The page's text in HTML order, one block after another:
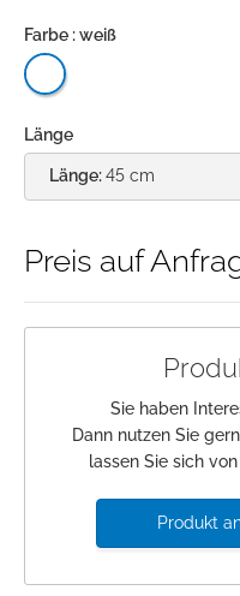
Anmeldung
Warenkorb
Farbe : weiß
Länge
Länge:45 cm
Preis auf
Sie haben
Dann nutzen Sie
lassen Sie sich
Produkt